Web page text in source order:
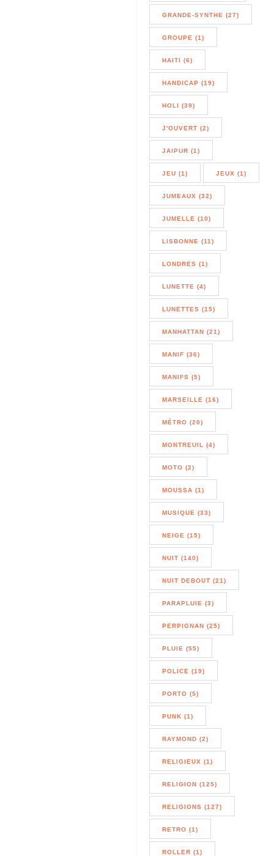
GRANDE-SYNTHE (27)
GROUPE (1)
HAITI (6)
HANDICAP (19)
HOLI (39)
J'OUVERT (2)
JAIPUR (1)
JEU (1) JEUX (1)
JUMEAUX (32)
JUMELLE (10)
LISBONNE (11)
LONDRES (1)
LUNETTE (4)
LUNETTES (15)
MANHATTAN (21)
MANIF (36)
MANIFS (5)
MARSEILLE (16)
MÉTRO (20)
MONTREUIL (4)
MOTO (2)
MOUSSA (1)
MUSIQUE (33)
NEIGE (15)
NUIT (140)
NUIT DEBOUT (21)
PARAPLUIE (3)
PERPIGNAN (25)
PLUIE (55)
POLICE (19)
PORTO (5)
PUNK (1)
RAYMOND (2)
RELIGIEUX (1)
RELIGION (125)
RELIGIONS (127)
RETRO (1)
ROLLER (1)